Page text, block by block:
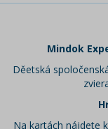
Mindok
Děetská
Na kartách nájdete